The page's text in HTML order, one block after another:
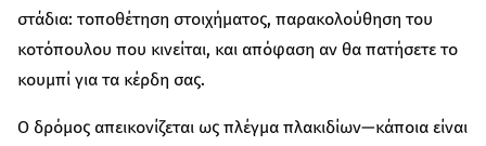
στάδια: τοποθέτηση στοιχήματος, παρακολούθηση του
κοτόπουλου που κινείται, και απόφαση αν θα πατήσετε το
κουμπί για τα κέρδη σας.
Ο δρόμος απεικονίζεται ως πλέγμα πλακιδίων—κάποια είναι